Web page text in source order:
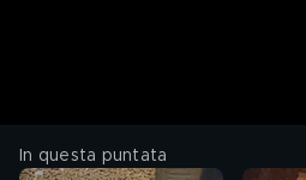
In questa puntata